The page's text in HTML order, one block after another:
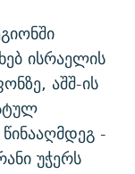
ისრაელის
აშშ-ის
-
უჭერს